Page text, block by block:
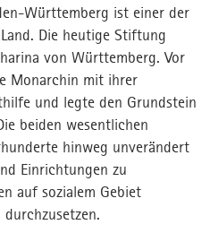
Württemberg ist einer der
Die heutige Stiftung
von Württemberg. Vor
Monarchin mit ihrer
und legte den Grundstein
beiden wesentlichen
hinweg unverändert
Einrichtungen zu
auf sozialem Gebiet